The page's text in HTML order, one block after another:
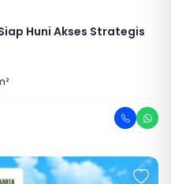
Huni Akses Strategis